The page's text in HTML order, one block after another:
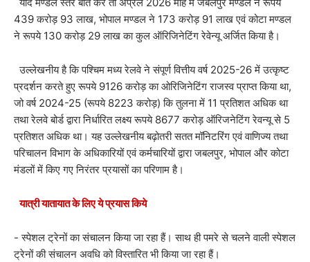
439 करोड़ 93 लाख, भोपाल मण्डल ने 173 करोड़ 91 लाख एवं कोटा मण्डल
ने रूपये 130 करोड़ 29 लाख का कुल ऑरिजिनेटिंग रेवेन्यू अर्जित किया है।
उल्लेखनीय है कि पश्चिम मध्य रेलवे ने संपूर्ण वित्तीय वर्ष 2025-26 में उत्कृष्ट
प्रदर्शन करते हुए रूपये 9126 करोड़ का ओरिजिनेटिंग राजस्व प्राप्त किया था,
जो वर्ष 2024-25 (रूपये 8223 करोड़) कि तुलना में 11 प्रतिशत अधिक था
तथा रेलवे बोर्ड द्वारा निर्धारित लक्ष्य रूपये 8677 करोड़ ऑरिजनेटिंग रेवन्यू से 5
प्रतिशत अधिक था। यह उल्लेखनीय बढ़ोतरी सतत मॉनिटरिंग एवं वाणिज्य तथा
परिचालन विभाग के अधिकारियों एवं कर्मचारियों द्वारा जबलपुर, भोपाल और कोटा
मंडलों में किए गए निरंतर प्रयासों का परिणाम है।
यात्री यातायात के लिए ये प्रयास किये
- स्पेशल ट्रेनों का संचालन किया जा रहा हैं। साथ ही पमरे से चलने वाली स्पेशल
ट्रेनों की संचालन अवधि को विस्तारित भी किया जा रहा हैं।